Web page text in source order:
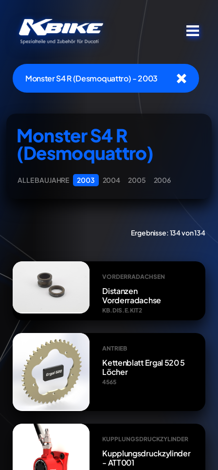
Monster S4 R (Desmoquattro) - 2003
Monster S4 R
(Desmoquattro)
ALLE BAUJAHRE 2003 2004 2005 2006
Ergebnisse:134 von 134
VORDERRADACHSEN
Distanzen
Vorderradachse
KB.DIS.E.KIT2
ANTRIEB
Kettenblatt Ergal 520 5
Löcher
4565
KUPPLUNGSDRUCKZYLINDER
Kupplungsdruckzylinder
- ATT001